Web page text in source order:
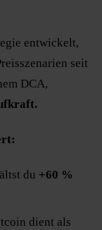
entwickelt,
seit
DCA,
du +60 %
dient als